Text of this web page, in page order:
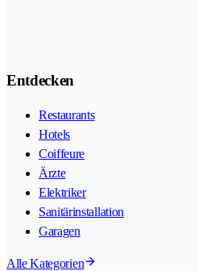
Entdecken
Restaurants
Hotels
Coiffeure
Ärzte
Elektriker
Sanitärinstallation
Garagen
Alle Kategorien